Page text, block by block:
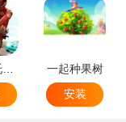
城市摩托特技
一起种果树
安装